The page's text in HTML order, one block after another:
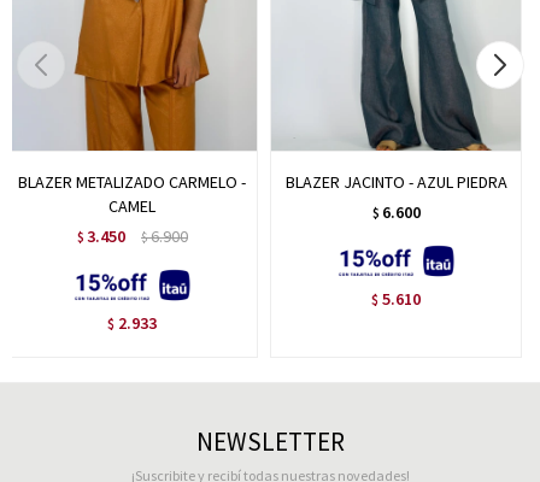
BLAZER METALIZADO CARMELO -
CAMEL
$ 3.450 $6.900
$ 2.933
BLAZER JACINTO - AZUL PIEDRA
$ 6.600
$ 5.610
NEWSLETTER
¡Suscribite y recibí todas nuestras novedades!